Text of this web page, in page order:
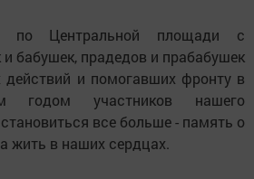
по Центральной площади с
бабушек, прадедов и прабабушек
действий и помогавших фронту в
участников нашего
все больше - память о
жить в наших сердцах.